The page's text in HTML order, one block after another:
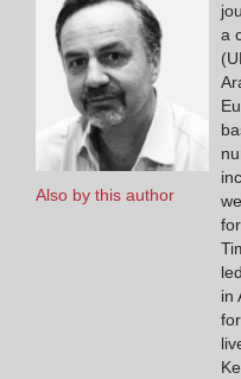
Also by this author
a
in